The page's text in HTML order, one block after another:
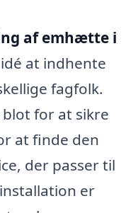
af emhætte i
at indhente
fagfolk.
for at sikre
at finde den
der passer til
er